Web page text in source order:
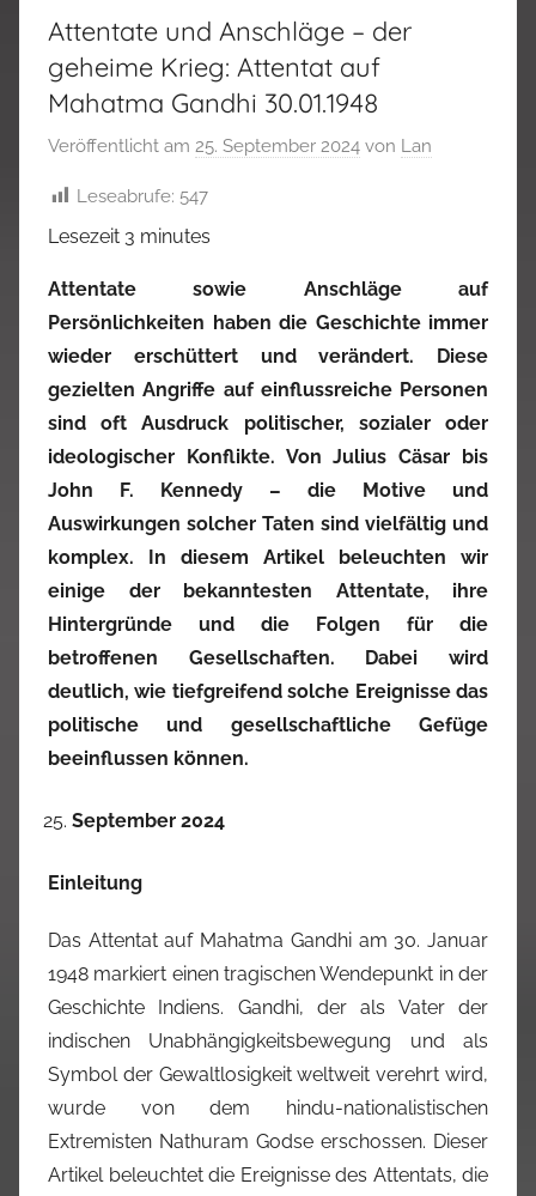
Attentate und Anschläge – der
geheime Krieg: Attentat auf
Mahatma Gandhi 30.01.1948
Veröffentlicht am 25. September 2024 von Lan
Leseabrufe: 547
Lesezeit 3 minutes
Attentate sowie Anschläge auf
Persönlichkeiten haben die Geschichte immer
wieder erschüttert und verändert. Diese
gezielten Angriffe auf einflussreiche Personen
sind oft Ausdruck politischer, sozialer oder
ideologischer Konflikte. Von Julius Cäsar bis
John F. Kennedy – die Motive und
Auswirkungen solcher Taten sind vielfältig und
komplex. In diesem Artikel beleuchten wir
einige der bekanntesten Attentate, ihre
Hintergründe und die Folgen für die
betroffenen Gesellschaften. Dabei wird
deutlich, wie tiefgreifend solche Ereignisse das
politische und gesellschaftliche Gefüge
beeinflussen können.
September 2024
Einleitung
Das Attentat auf Mahatma Gandhi am 30. Januar
1948 markiert einen tragischen Wendepunkt in der
Geschichte Indiens. Gandhi, der als Vater der
indischen Unabhängigkeitsbewegung und als
Symbol der Gewaltlosigkeit weltweit verehrt wird,
wurde von dem hindu-nationalistischen
Extremisten Nathuram Godse erschossen. Dieser
Artikel beleuchtet die Ereignisse des Attentats, die